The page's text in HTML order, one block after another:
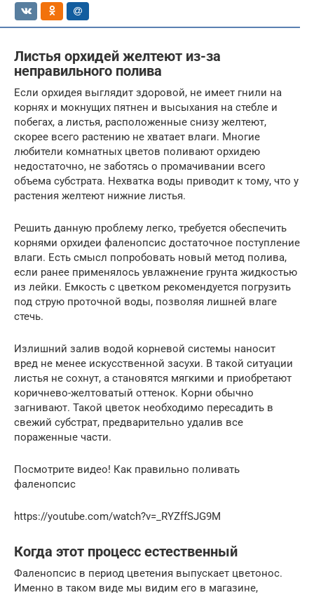
Листья орхидей желтеют из-за
неправильного полива
Если орхидея выглядит здоровой, не имеет гнили на
корнях и мокнущих пятнен и высыхания на стебле и
побегах, а листья, расположенные снизу желтеют,
скорее всего растению не хватает влаги. Многие
любители комнатных цветов поливают орхидею
недостаточно, не заботясь о промачивании всего
объема субстрата. Нехватка воды приводит к тому, что у
растения желтеют нижние листья.
Решить данную проблему легко, требуется обеспечить
корнями орхидеи фаленопсис достаточное поступление
влаги. Есть смысл попробовать новый метод полива,
если ранее применялось увлажнение грунта жидкостью
из лейки. Емкость с цветком рекомендуется погрузить
под струю проточной воды, позволяя лишней влаге
стечь.
Излишний залив водой корневой системы наносит
вред не менее искусственной засухи. В такой ситуации
листья не сохнут, а становятся мягкими и приобретают
коричнево-желтоватый оттенок. Корни обычно
загнивают. Такой цветок необходимо пересадить в
свежий субстрат, предварительно удалив все
пораженные части.
Посмотрите видео! Как правильно поливать
фаленопсис
https://youtube.com/watch?v=_RYZffSJG9M
Когда этот процесс естественный
Фаленопсис в период цветения выпускает цветонос.
Именно в таком виде мы видим его в магазине,